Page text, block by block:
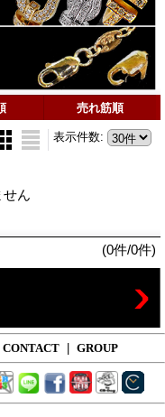
売れ筋順
表示件数:
せん
(0件/0件)
CONTACT GROUP